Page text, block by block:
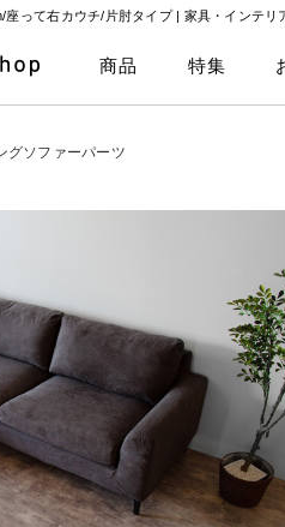
って右カウチ/片肘タイプ | 家具・インテ
商品 特集
グソファーパーツ